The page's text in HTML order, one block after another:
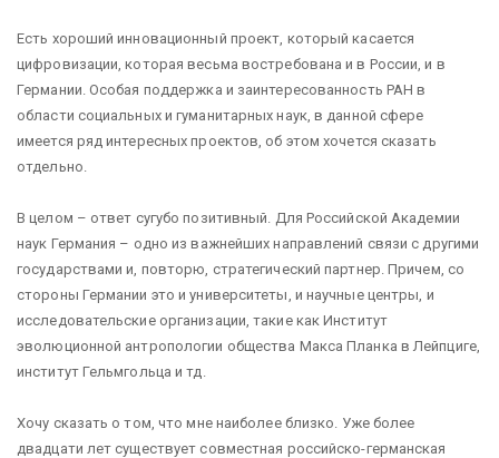
Есть хороший инновационный проект, который касается
цифровизации, которая весьма востребована и в России, и в
Германии. Особая поддержка и заинтересованность РАН в
области социальных и гуманитарных наук, в данной сфере
имеется ряд интересных проектов, об этом хочется сказать
отдельно.
В целом – ответ сугубо позитивный. Для Российской Академии
наук Германия – одно из важнейших направлений связи с другими
государствами и, повторю, стратегический партнер. Причем, со
стороны Германии это и университеты, и научные центры, и
исследовательские организации, такие как Институт
эволюционной антропологии общества Макса Планка в Лейпциге,
институт Гельмгольца и тд.
Хочу сказать о том, что мне наиболее близко. Уже более
двадцати лет существует совместная российско-германская